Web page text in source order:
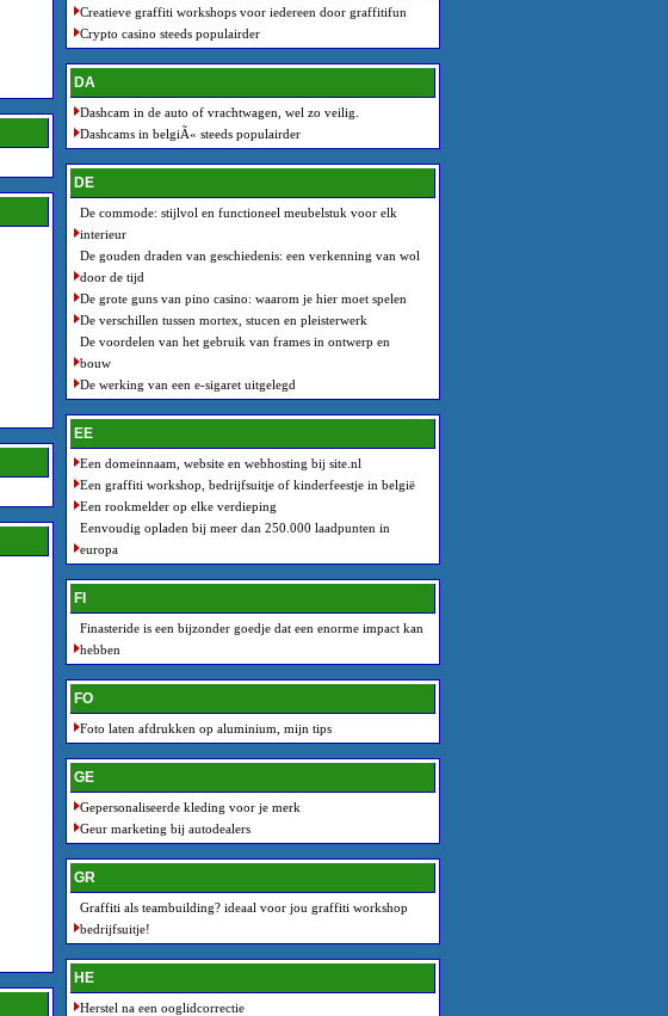
Creatieve graffiti workshops voor iedereen door graffitifun
Crypto casino steeds populairder
DA
Dashcam in de auto of vrachtwagen, wel zo veilig.
Dashcams in belgiÃ« steeds populairder
DE
De commode: stijlvol en functioneel meubelstuk voor elk
interieur
De gouden draden van geschiedenis: een verkenning van wol
door de tijd
De grote guns van pino casino: waarom je hier moet spelen
De verschillen tussen mortex, stucen en pleisterwerk
De voordelen van het gebruik van frames in ontwerp en
bouw
De werking van een e-sigaret uitgelegd
EE
Een domeinnaam, website en webhosting bij site.nl
Een graffiti workshop, bedrijfsuitje of kinderfeestje in belgië
Een rookmelder op elke verdieping
Eenvoudig opladen bij meer dan 250.000 laadpunten in
europa
FI
Finasteride is een bijzonder goedje dat een enorme impact kan
hebben
FO
Foto laten afdrukken op aluminium, mijn tips
GE
Gepersonaliseerde kleding voor je merk
Geur marketing bij autodealers
GR
Graffiti als teambuilding? ideaal voor jou graffiti workshop
bedrijfsuitje!
HE
Herstel na een ooglidcorrectie